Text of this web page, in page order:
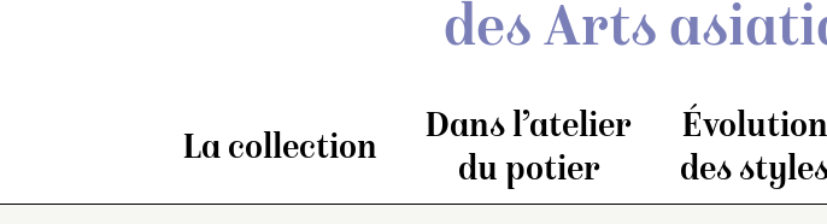
des Arts
La collection
Dans l’atelier
du potier
Évolution
des